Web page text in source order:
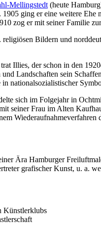
Mellingstedt (heute
ging er eine weitere
zog er mit seiner Familie
Bildern und
Illies, der schon in den
Landschaften sein
nationalsozialistischer
sich im Folgejahr in
seiner Frau im Alten
Wiederaufnahmeverfahren
Ära Hamburger
grafischer Kunst, u. a.
Künstlerklubs